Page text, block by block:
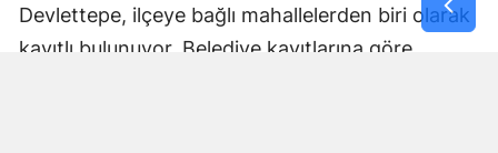
Devlettepe, ilçeye bağlı mahallelerden biri olarak
kayıtlı bulunuyor. Belediye kayıtlarına göre